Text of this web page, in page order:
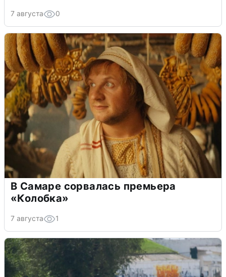
7 августа 0
В Самаре сорвалась премьера
«Колобка»
7 августа 1